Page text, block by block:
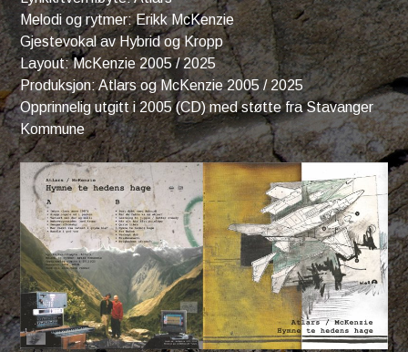
Melodi og rytmer: Erikk McKenzie
Gjestevokal av Hybrid og Kropp
Layout: McKenzie 2005 / 2025
Produksjon: Atlars og McKenzie 2005 / 2025
Opprinnelig utgitt i 2005 (CD) med støtte fra Stavanger
Kommune